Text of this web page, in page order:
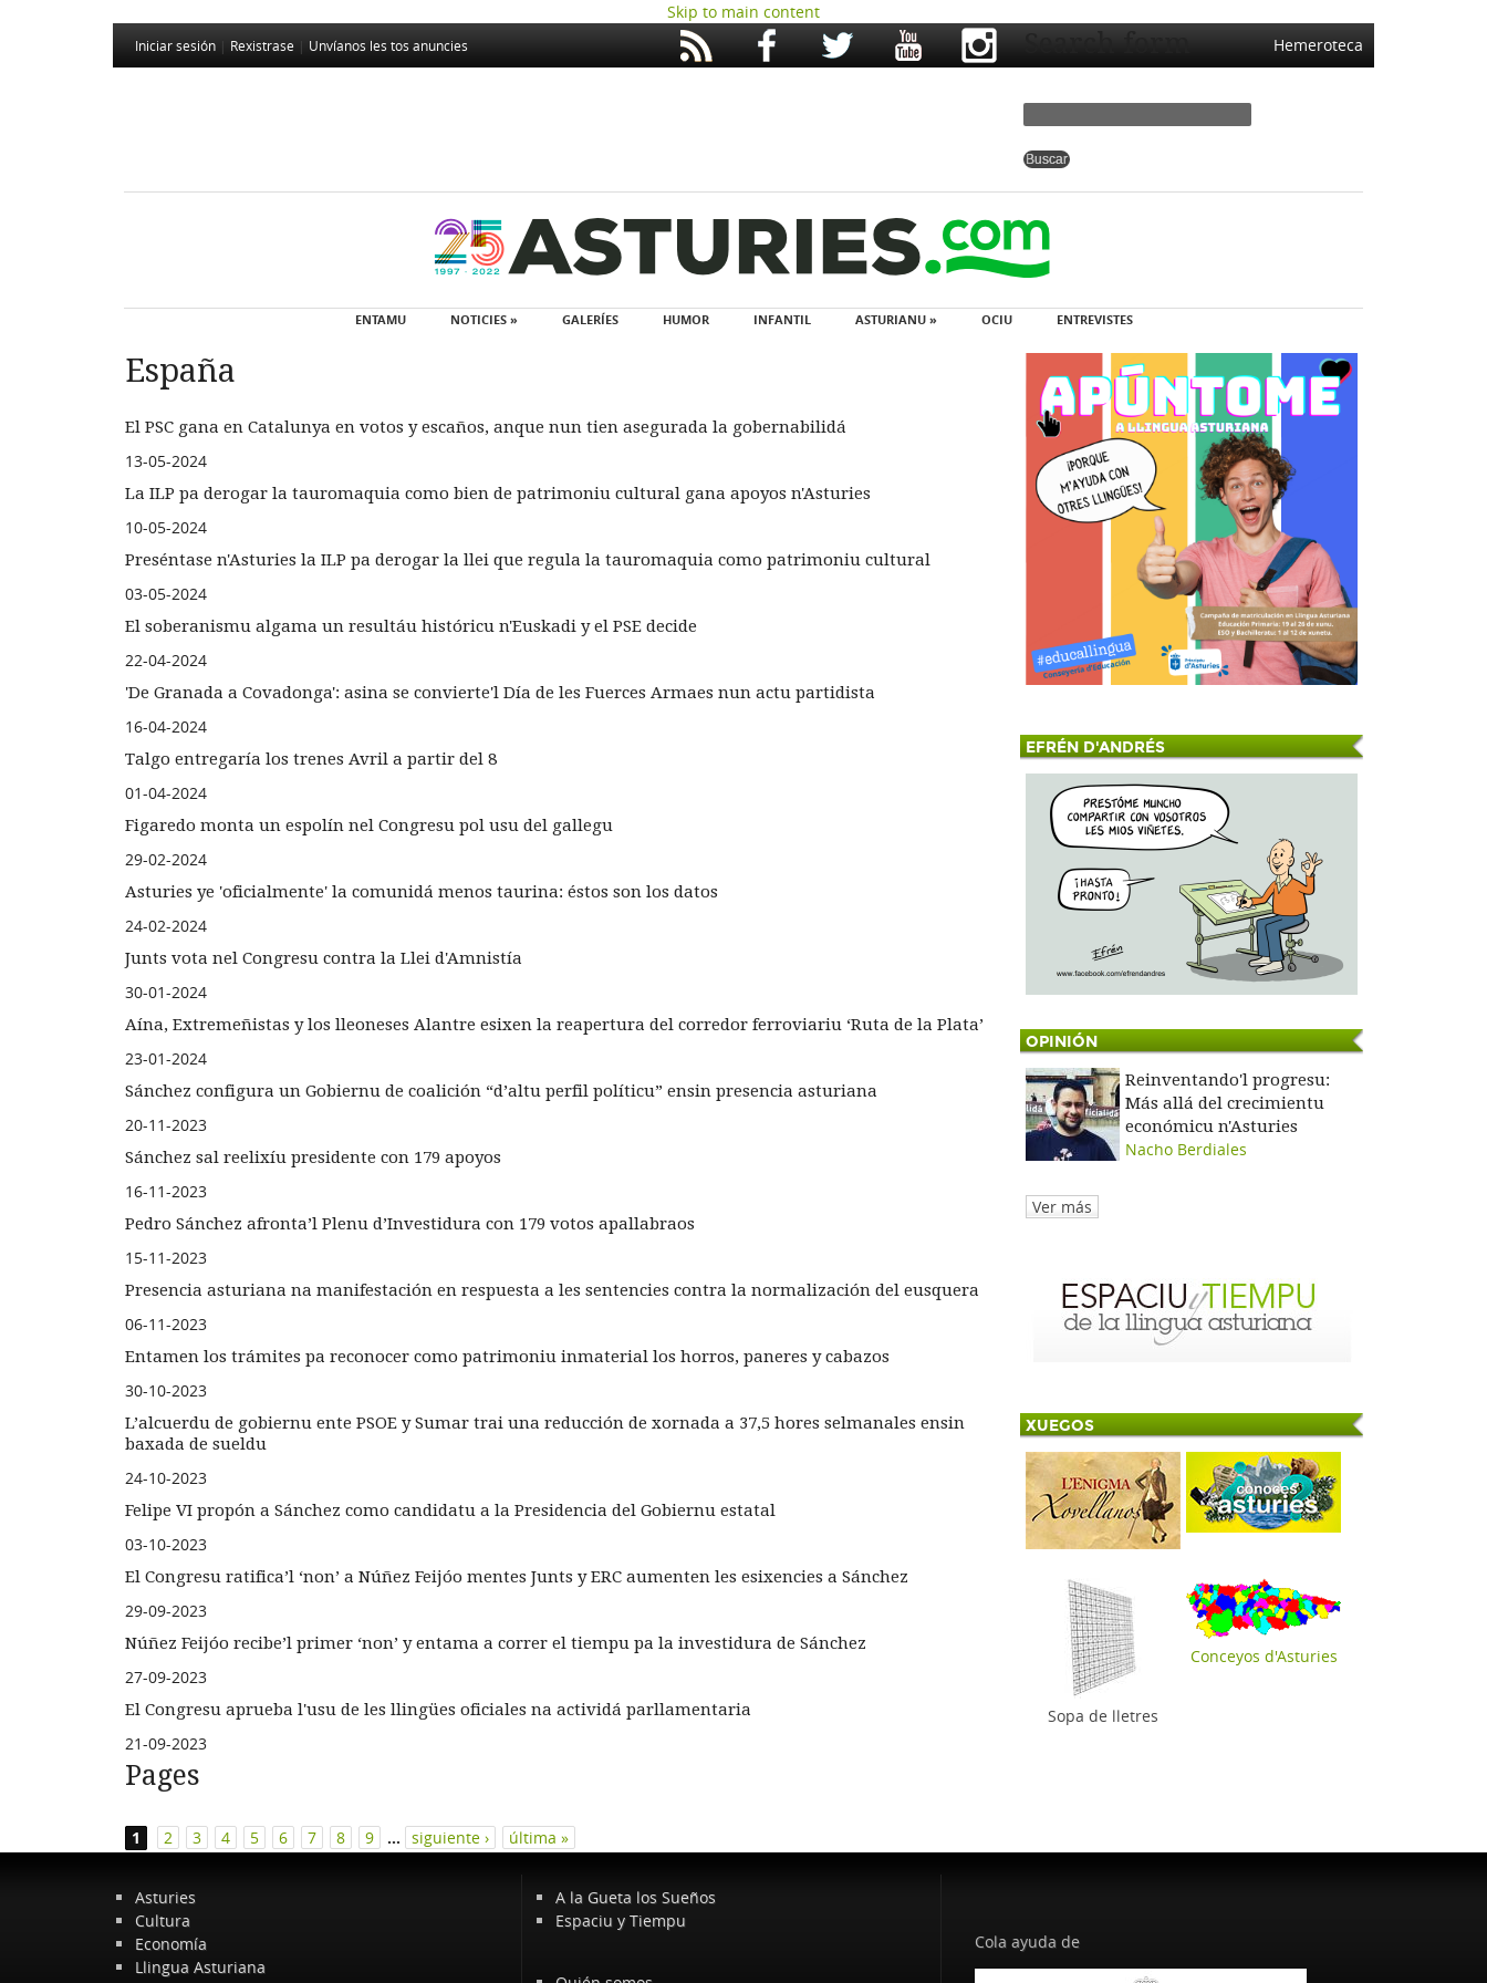
Skip to main content
Iniciar sesión Rexistrase Unvíanos les tos anuncies Hemeroteca
Search form
ENTAMU NOTICIES » GALERÍES HUMOR INFANTIL ASTURIANU » OCIU ENTREVISTES
España
El PSC gana en Catalunya en votos y escaños, anque nun tien asegurada la gobernabilidá
13-05-2024
La ILP pa derogar la tauromaquia como bien de patrimoniu cultural gana apoyos n'Asturies
10-05-2024
Preséntase n'Asturies la ILP pa derogar la llei que regula la tauromaquia como patrimoniu cultural
03-05-2024
El soberanismu algama un resultáu históricu n'Euskadi y el PSE decide
22-04-2024
'De Granada a Covadonga': asina se convierte'l Día de les Fuerces Armaes nun actu partidista
16-04-2024
Talgo entregaría los trenes Avril a partir del 8
01-04-2024
Figaredo monta un espolín nel Congresu pol usu del gallegu
29-02-2024
Asturies ye 'oficialmente' la comunidá menos taurina: éstos son los datos
24-02-2024
Junts vota nel Congresu contra la Llei d'Amnistía
30-01-2024
Aína, Extremeñistas y los lleoneses Alantre esixen la reapertura del corredor ferroviariu ‘Ruta de la Plata’
23-01-2024
Sánchez configura un Gobiernu de coalición “d’altu perfil políticu” ensin presencia asturiana
20-11-2023
Sánchez sal reelixíu presidente con 179 apoyos
16-11-2023
Pedro Sánchez afronta’l Plenu d’Investidura con 179 votos apallabraos
15-11-2023
Presencia asturiana na manifestación en respuesta a les sentencies contra la normalización del eusquera
06-11-2023
Entamen los trámites pa reconocer como patrimoniu inmaterial los horros, paneres y cabazos
30-10-2023
L’alcuerdu de gobiernu ente PSOE y Sumar trai una reducción de xornada a 37,5 hores selmanales ensin
baxada de sueldu
24-10-2023
Felipe VI propón a Sánchez como candidatu a la Presidencia del Gobiernu estatal
03-10-2023
El Congresu ratifica’l ‘non’ a Núñez Feijóo mentes Junts y ERC aumenten les esixencies a Sánchez
29-09-2023
Núñez Feijóo recibe’l primer ‘non’ y entama a correr el tiempu pa la investidura de Sánchez
27-09-2023
El Congresu aprueba l'usu de les llingües oficiales na actividá parllamentaria
21-09-2023
Pages
1 2 3 4 5 6 7 8 9 … siguiente › última »
EFRÉN D'ANDRÉS
OPINIÓN
Reinventando'l progresu:
Más allá del crecimientu
económicu n'Asturies
Nacho Berdiales
Ver más
XUEGOS
Sopa de lletres
Conceyos d'Asturies
Asturies
Cultura
Economía
Llingua Asturiana
A la Gueta los Sueños
Espaciu y Tiempu
Cola ayuda de